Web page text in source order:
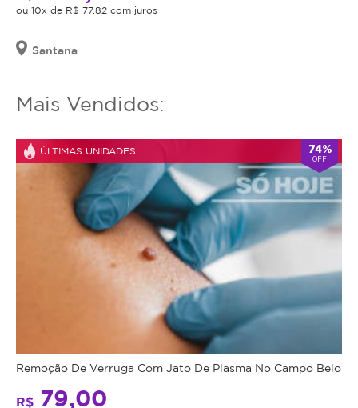
ou 10x de R$ 77,82 com juros
Santana
Mais Vendidos:
ÚLTIMAS UNIDADES 74%
OFF
Remoção De Verruga Com Jato De Plasma No Campo Belo
R$ 79,00